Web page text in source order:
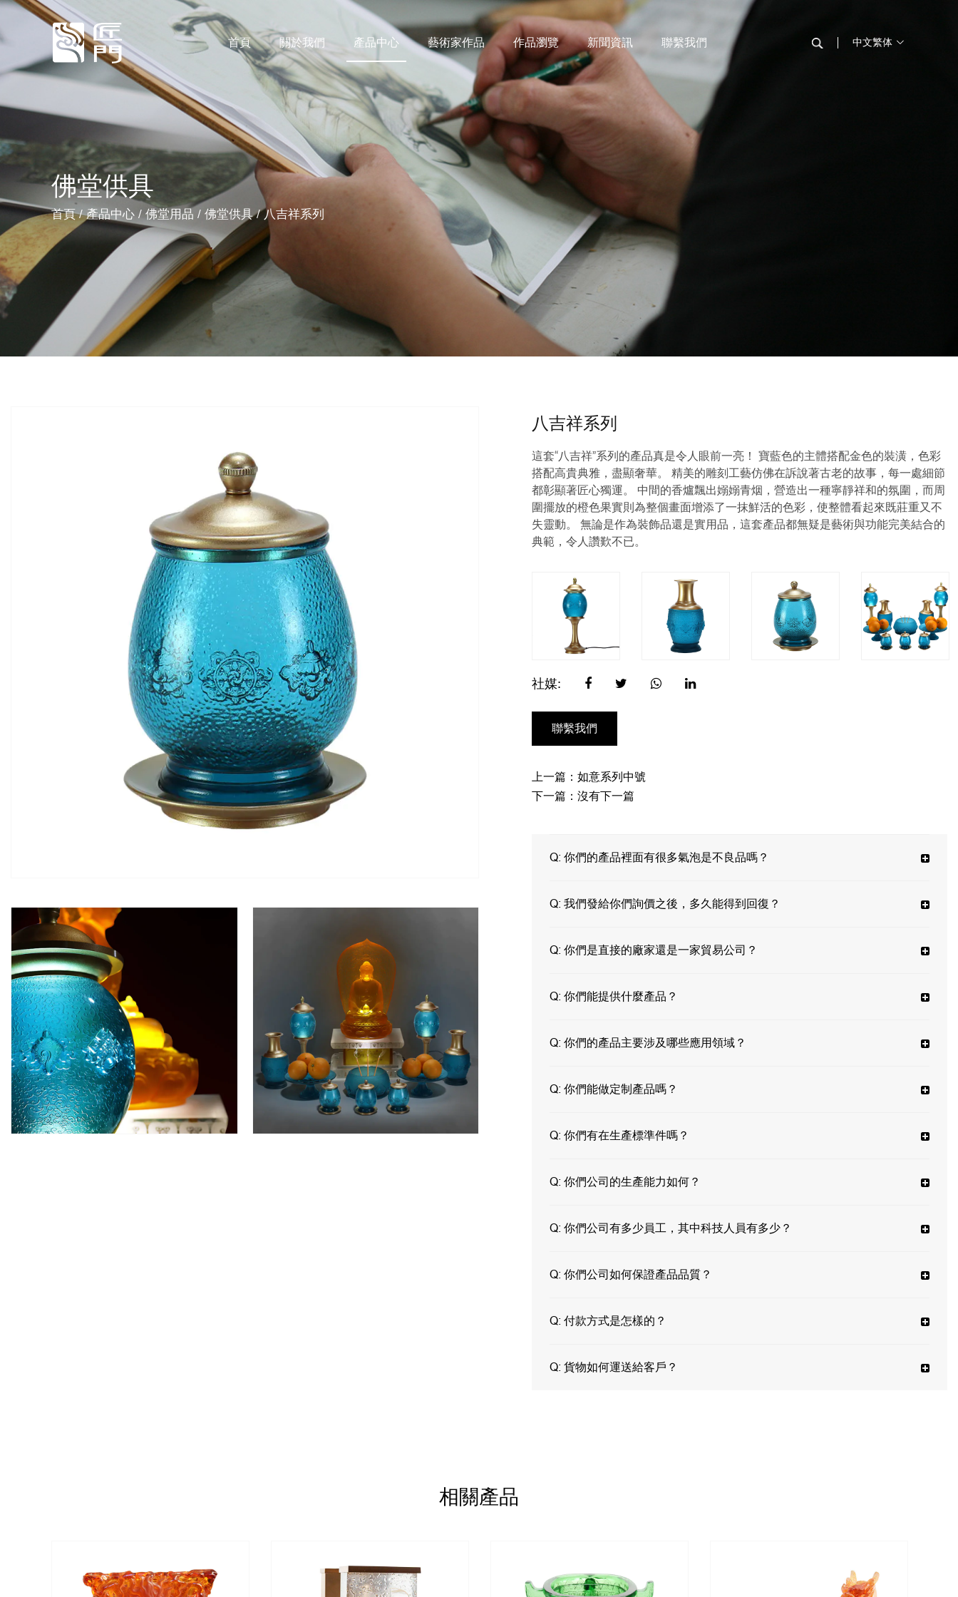
首頁 關於我們 產品中心 藝術家作品 作品瀏覽 新聞資訊 聯繫我們 中文繁体
佛堂供具
首頁/產品中心 / 佛堂用品 / 佛堂供具/八吉祥系列
八吉祥系列
這套“八吉祥”系列的產品真是令人眼前一亮！ 寶藍色的主體搭配金色的裝潢，色彩
搭配高貴典雅，盡顯奢華。 精美的雕刻工藝仿佛在訴說著古老的故事，每一處細節
都彰顯著匠心獨運。 中間的香爐飄出嫋嫋青烟，營造出一種寧靜祥和的氛圍，而周
圍擺放的橙色果實則為整個畫面增添了一抹鮮活的色彩，使整體看起來既莊重又不
失靈動。 無論是作為裝飾品還是實用品，這套產品都無疑是藝術與功能完美結合的
典範，令人讚歎不已。
社媒:
聯繫我們
上一篇：如意系列中號
下一篇：沒有下一篇
Q: 你們的產品裡面有很多氣泡是不良品嗎？
Q: 我們發給你們詢價之後，多久能得到回復？
Q: 你們是直接的廠家還是一家貿易公司？
Q: 你們能提供什麼產品？
Q: 你們的產品主要涉及哪些應用領域？
Q: 你們能做定制產品嗎？
Q: 你們有在生產標準件嗎？
Q: 你們公司的生產能力如何？
Q: 你們公司有多少員工，其中科技人員有多少？
Q: 你們公司如何保證產品品質？
Q: 付款方式是怎樣的？
Q: 貨物如何運送給客戶？
相關產品